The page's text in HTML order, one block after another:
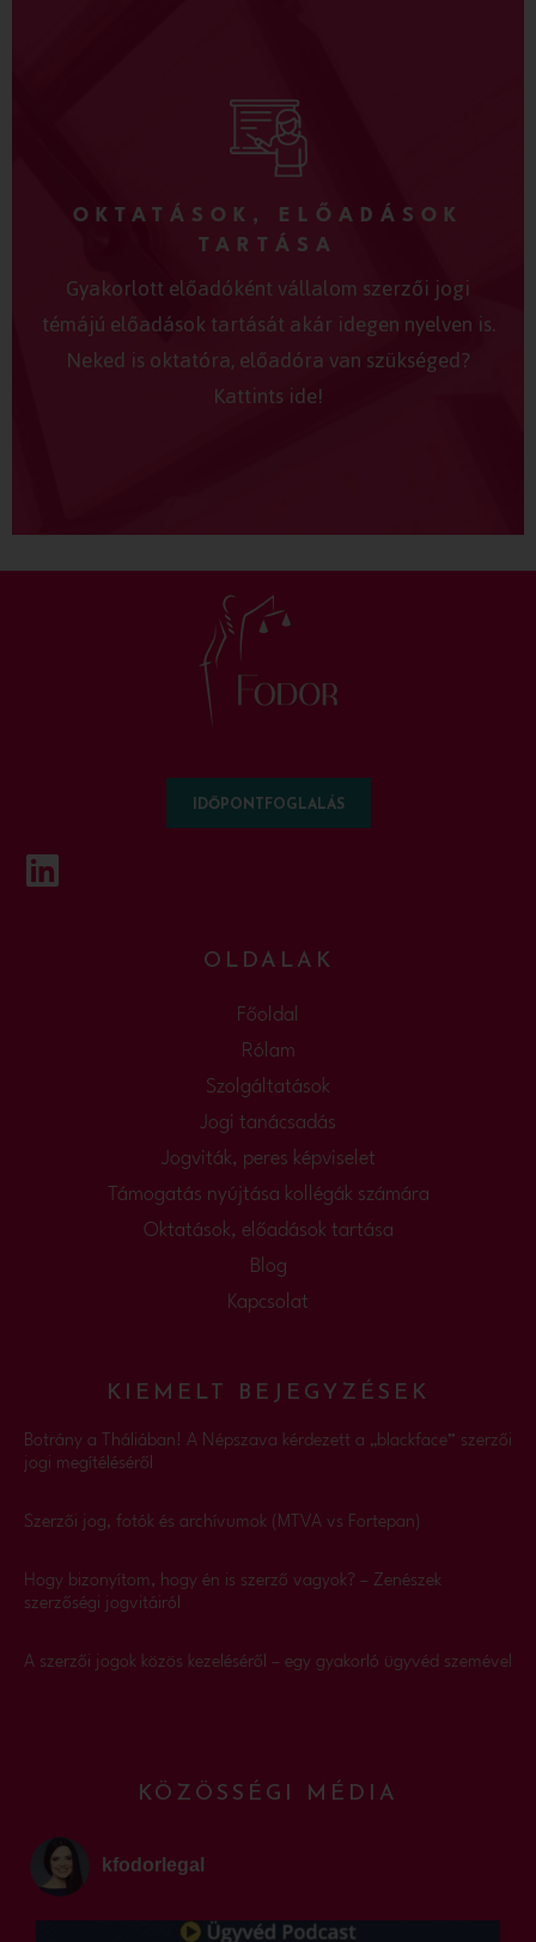
OKTATÁSOK, ELŐADÁSOK
TARTÁSA
Gyakorlott előadóként vállalom szerzői jogi
témájú előadások tartását akár idegen nyelven is.
Neked is oktatóra, előadóra van szükséged?
Kattints ide!
IDŐPONTFOGLALÁS
OLDALAK
Főoldal
Rólam
Szolgáltatások
Jogi tanácsadás
Jogviták, peres képviselet
Támogatás nyújtása kollégák számára
Oktatások, előadások tartása
Blog
Kapcsolat
KIEMELT BEJEGYZÉSEK
Botrány a Tháliában! A Népszava kérdezett a „blackface” szerzői
jogi megítéléséről
Szerzői jog, fotók és archívumok (MTVA vs Fortepan)
Hogy bizonyítom, hogy én is szerző vagyok? – Zenészek
szerzőségi jogvitáiról
A szerzői jogok közös kezeléséről – egy gyakorló ügyvéd szemével
KÖZÖSSÉGI MÉDIA
kfodorlegal